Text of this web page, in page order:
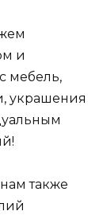
и
мебель,
украшения
также